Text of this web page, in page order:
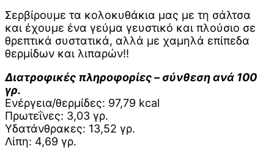
Σερβίρουμε τα κολοκυθάκια μας με τη σάλτσα
και έχουμε ένα γεύμα γευστικό και πλούσιο σε
θρεπτικά συστατικά, αλλά με χαμηλά επίπεδα
θερμίδων και λιπαρών!!
Διατροφικές πληροφορίες – σύνθεση ανά 100
γρ.
Ενέργεια/θερμίδες: 97,79 kcal
Πρωτεΐνες: 3,03 γρ.
Υδατάνθρακες: 13,52 γρ.
Λίπη: 4,69 γρ.